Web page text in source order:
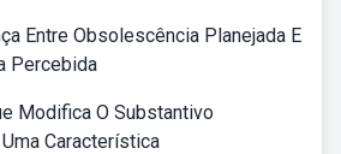
Entre Obsolescência Planejada E
Percebida
Modifica O Substantivo
Característica